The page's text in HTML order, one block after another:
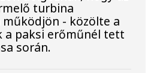
turbina
- közölte a
a paksi erőműnél tett
során.